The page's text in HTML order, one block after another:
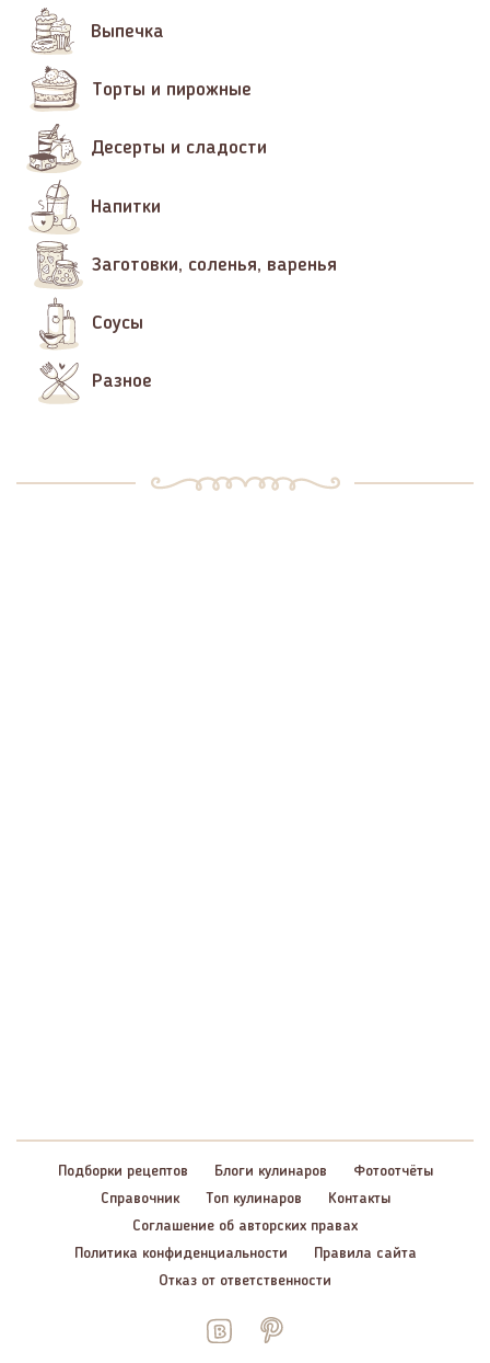
Выпечка
Торты и пирожные
Десерты и сладости
Напитки
Заготовки, соленья, варенья
Соусы
Разное
Подборки рецептов Блоги кулинаров
Фотоотчёты
Справочник
Топ кулинаров
Контакты
Соглашение об авторских правах
Политика конфиденциальности
Правила сайта
Отказ от ответственности